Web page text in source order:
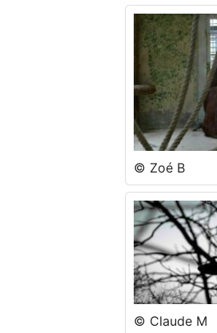
© Zoé B
© Claude M